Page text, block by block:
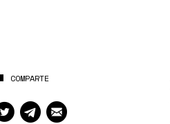
COMPARTE